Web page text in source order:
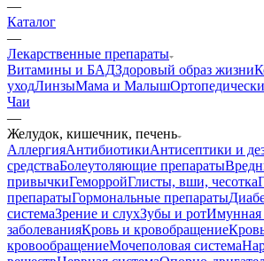
—
Каталог
—
Лекарственные препараты
Витамины и БАДЗдоровый образ жизни
уходЛинзыМама и Малыш
Чаи
—
Желудок, кишечник, печень
АллергияАнтибиотикиАнтисептики и
средстваБолеутоляющие препараты
привычкиГеморройГлисты, вши, чесотка
препаратыГормональные препараты
системаЗрение и слухЗубы и ротИмунная
заболеванияКровь и кровобращение
кровообращениеМочеполовая система